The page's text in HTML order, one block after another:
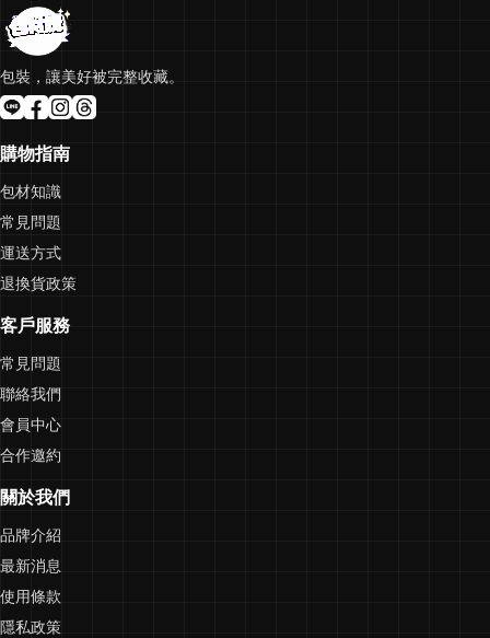
包裝，讓美好被完整收藏。
購物指南
包材知識
常見問題
運送方式
退換貨政策
客戶服務
常見問題
聯絡我們
會員中心
合作邀約
關於我們
品牌介紹
最新消息
使用條款
隱私政策